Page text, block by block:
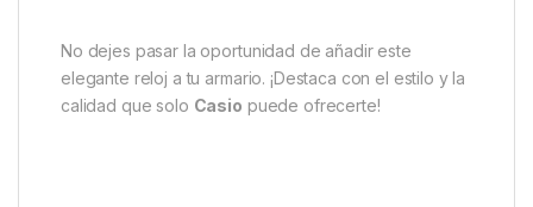
No dejes pasar la oportunidad de añadir este
elegante reloj a tu armario. ¡Destaca con el estilo y la
calidad que solo Casio puede ofrecerte!